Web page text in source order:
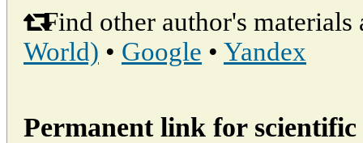
Find other author's materials
World) • Google • Yandex
Permanent link for